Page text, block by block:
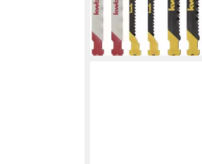
ab 9,99 € UVP17,95 €
-44%
lieferbar - in 3-4